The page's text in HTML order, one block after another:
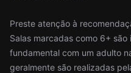
Preste atenção à
Salas marcadas como 6+
fundamental com um adulto
geralmente são realizadas